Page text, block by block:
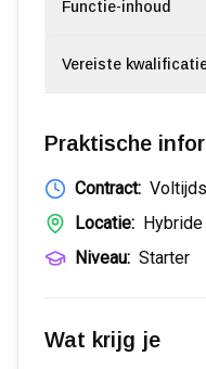
Functie-inhoud
Vereiste
Praktische
Contract: Voltijds
Locatie: Hybride
Niveau: Starter
Wat krijg je